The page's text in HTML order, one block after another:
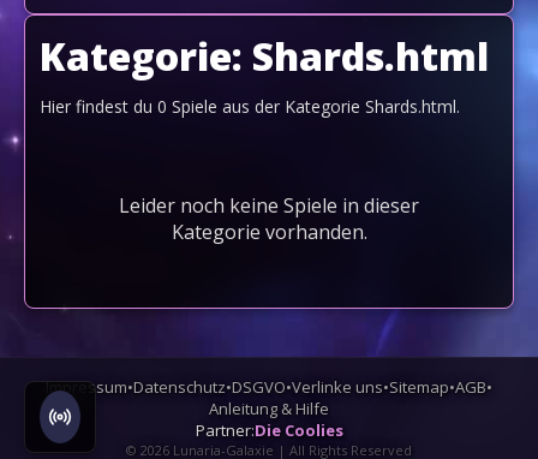
Kategorie: Shards.html
Hier findest du 0 Spiele aus der Kategorie Shards.html.
Leider noch keine Spiele in dieser
Kategorie vorhanden.
Impressum•Datenschutz•DSGVO•Verlinke uns•Sitemap•AGB•
Anleitung & Hilfe
Partner:Die Coolies
© 2026 Lunaria-Galaxie | All Rights Reserved